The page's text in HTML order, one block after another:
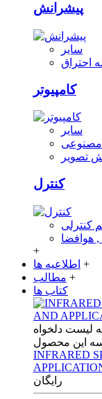
پیشرانش
سایر
احتراق
کامپیوتر
سایر
تصویر
کنترل
کنترلی
, هوافضا
+
اطلاعیه ها +
مطالب +
کتاب ها
لیست دلخواه
این محصول
INFRARED
رایگان